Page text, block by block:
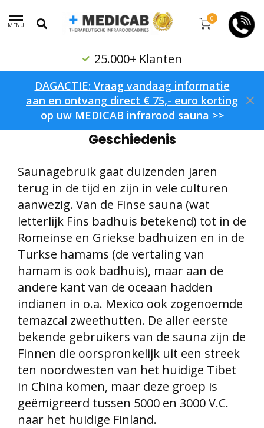
MENU
0
Reumatologisch Advies
DAGACTIE: Vraag vandaag informatie
aan en ontvang direct € 75,- euro korting
op uw MEDICAB infrarood sauna >>
Home / Geschiedenis
Geschiedenis
Saunagebruik gaat duizenden jaren
terug in de tijd en zijn in vele culturen
aanwezig. Van de Finse sauna (wat
letterlijk Fins badhuis betekend) tot in de
Romeinse en Griekse badhuizen en in de
Turkse hamams (de vertaling van
hamam is ook badhuis), maar aan de
andere kant van de oceaan hadden
indianen in o.a. Mexico ook zogenoemde
temazcal zweethutten. De aller eerste
bekende gebruikers van de sauna zijn de
Finnen die oorspronkelijk uit een streek
ten noordwesten van het huidige Tibet
in China komen, maar deze groep is
geëmigreerd tussen 5000 en 3000 V.C.
naar het huidige Finland.